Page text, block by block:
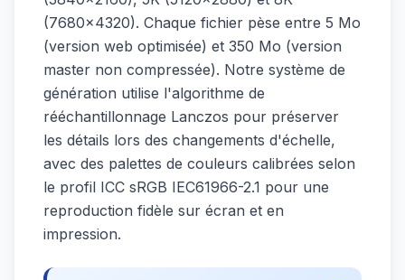
(7680×4320). Chaque fichier pèse entre 5 Mo
(version web optimisée) et 350 Mo (version
master non compressée). Notre système de
génération utilise l'algorithme de
rééchantillonnage Lanczos pour préserver
les détails lors des changements d'échelle,
avec des palettes de couleurs calibrées selon
le profil ICC sRGB IEC61966-2.1 pour une
reproduction fidèle sur écran et en
impression.